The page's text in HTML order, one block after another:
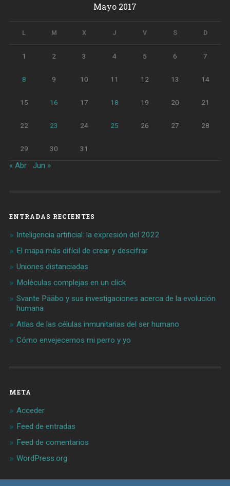
Mayo 2017
L M X J V S D
1 2 3 4 5 6 7
8 9 10 11 12 13 14
15 16 17 18 19 20 21
22 23 24 25 26 27 28
29 30 31
« Abr Jun »
ENTRADAS RECIENTES
Inteligencia artificial: la expresión del 2022
El mapa más difícil de crear y descifrar
Uniones distanciadas
Moléculas complejas en un click
Svante Pääbo y sus investigaciones acerca de la evolución
humana
Atlas de las células inmunitarias del ser humano
Cómo envejecemos mi perro y yo
META
Acceder
Feed de entradas
Feed de comentarios
WordPress.org